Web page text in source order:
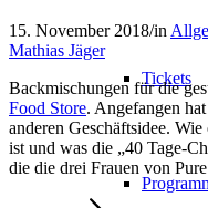
Tickets
15. November 2018/in
Mathias Jäger
Backmischungen für die
Food Store. Angefangen
anderen Geschäftsidee.
ist und was die „40 Tage-
die die drei Frauen von